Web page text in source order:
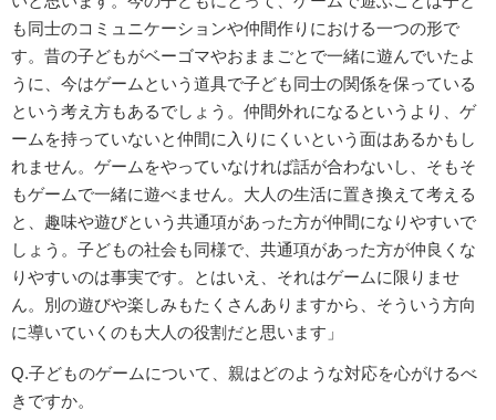
も同士のコミュニケーションや仲間作りにおける一つの形で
す。昔の子どもがベーゴマやおままごとで一緒に遊んでいたよ
うに、今はゲームという道具で子ども同士の関係を保っている
という考え方もあるでしょう。仲間外れになるというより、ゲ
ームを持っていないと仲間に入りにくいという面はあるかもし
れません。ゲームをやっていなければ話が合わないし、そもそ
もゲームで一緒に遊べません。大人の生活に置き換えて考える
と、趣味や遊びという共通項があった方が仲間になりやすいで
しょう。子どもの社会も同様で、共通項があった方が仲良くな
りやすいのは事実です。とはいえ、それはゲームに限りませ
ん。別の遊びや楽しみもたくさんありますから、そういう方向
に導いていくのも大人の役割だと思います」
Q.子どものゲームについて、親はどのような対応を心がけるべ
きですか。